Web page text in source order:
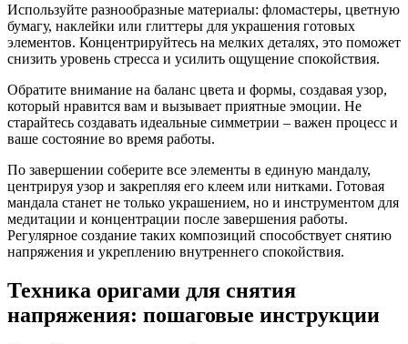
Используйте разнообразные материалы: фломастеры, цветную
бумагу, наклейки или глиттеры для украшения готовых
элементов. Концентрируйтесь на мелких деталях, это поможет
снизить уровень стресса и усилить ощущение спокойствия.
Обратите внимание на баланс цвета и формы, создавая узор,
который нравится вам и вызывает приятные эмоции. Не
старайтесь создавать идеальные симметрии – важен процесс и
ваше состояние во время работы.
По завершении соберите все элементы в единую мандалу,
центрируя узор и закрепляя его клеем или нитками. Готовая
мандала станет не только украшением, но и инструментом для
медитации и концентрации после завершения работы.
Регулярное создание таких композиций способствует снятию
напряжения и укреплению внутреннего спокойствия.
Техника оригами для снятия
напряжения: пошаговые инструкции